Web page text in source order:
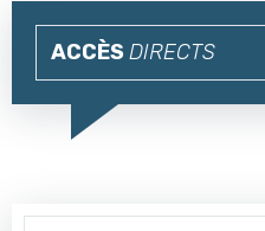
ACCÈS DIRECTS